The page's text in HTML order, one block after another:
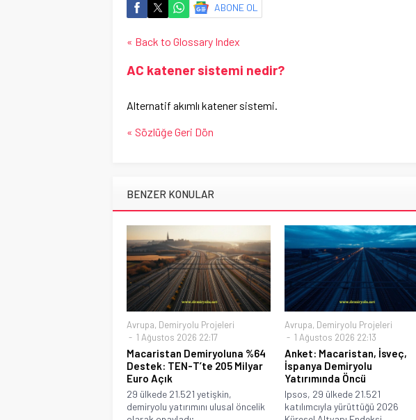
ABONE OL
« Back to Glossary Index
AC katener sistemi nedir?
Alternatif akımlı katener sistemi.
« Sözlüğe Geri Dön
BENZER KONULAR
Avrupa, Demiryolu Projeleri
1 Ağustos 2026 22:17
Macaristan Demiryoluna %64
Destek: TEN-T’te 205 Milyar
Euro Açık
29 ülkede 21.521 yetişkin,
demiryolu yatırımını ulusal öncelik
Avrupa, Demiryolu Projeleri
1 Ağustos 2026 22:13
Anket: Macaristan, İsveç,
İspanya Demiryolu
Yatırımında Öncü
Ipsos, 29 ülkede 21.521
katılımcıyla yürüttüğü 2026